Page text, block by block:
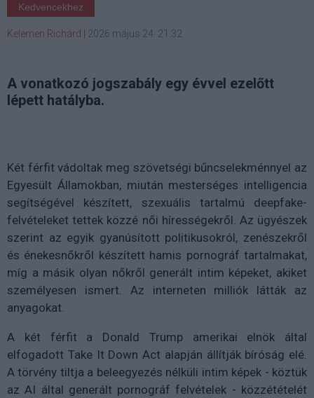
Kedvencekhez
Kelemen Richárd | 2026 május 24. 21:32
A vonatkozó jogszabály egy évvel ezelőtt
lépett hatályba.
Két férfit vádoltak meg szövetségi bűncselekménnyel az
Egyesült Államokban, miután mesterséges intelligencia
segítségével készített, szexuális tartalmú deepfake-
felvételeket tettek közzé női hírességekről. Az ügyészek
szerint az egyik gyanúsított politikusokról, zenészekről
és énekesnőkről készített hamis pornográf tartalmakat,
míg a másik olyan nőkről generált intim képeket, akiket
személyesen ismert. Az interneten milliók látták az
anyagokat.
A két férfit a Donald Trump amerikai elnök által
elfogadott Take It Down Act alapján állítják bíróság elé.
A törvény tiltja a beleegyezés nélküli intim képek - köztük
az AI által generált pornográf felvételek - közzétételét